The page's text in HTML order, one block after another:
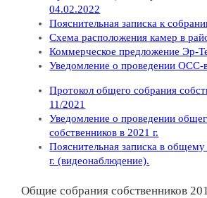
04.02.2022
Пояснительная записка к
Схема расположения камер в
Коммерческое предложение Эр-
Уведомление о проведении ОСС-
Протокол общего собрания
11/2021
Уведомление о проведении
собственников в 2021 г.
Пояснительная записка в
г. (видеонаблюдение).
Общие собрания собственников